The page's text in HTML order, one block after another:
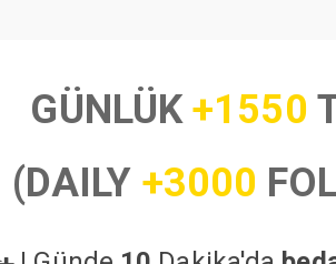
GÜNLÜK+1550
(DAILY +3000